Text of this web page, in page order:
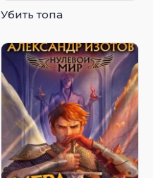
Убить топа